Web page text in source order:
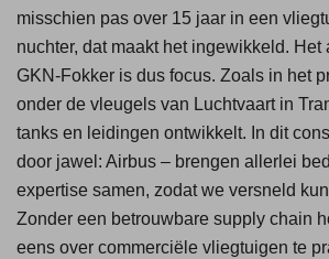
misschien pas over 15 jaar in een
nuchter, dat maakt het ingewikkeld. Het
GKN-Fokker is dus focus. Zoals in het
onder de vleugels van Luchtvaart in
tanks en leidingen ontwikkelt. In dit
door jawel: Airbus – brengen allerlei
expertise samen, zodat we versneld
Zonder een betrouwbare supply chain
eens over commerciële vliegtuigen te